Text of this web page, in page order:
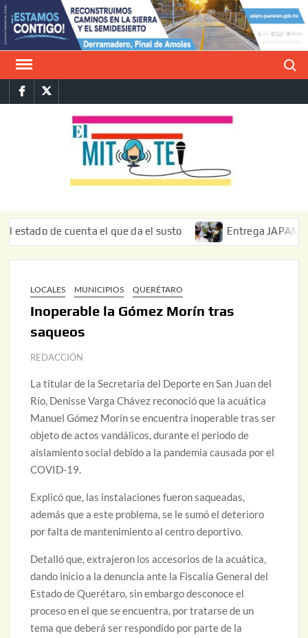
Saltar
al
contenido
FacebookTwitter
de cuenta el que da el susto Entrega JAPAM
LOCALES MUNICIPIOS QUERÉTARO
Inoperable la Gómez Morín tras
saqueos
REDACCIÓN
La titular de la Secretaria del Deporte en San Juan del
Río, Denisse Varga Chávez reconoció que la acuática
Manuel Gómez Morín se encuentra inoperable tras ser
objeto de actos vandálicos, durante el periodo de
aislamiento social debido a la pandemia causada por el
COVID-19.
Explicó que, las instalaciones fueron saqueadas,
además que a este problema, se le sumó el deterioro
por falta de mantenimiento al centro deportivo.
Detalló que, extrajeron los accesorios de la acuática,
dando inicio a la denuncia ante la Fiscalía General del
Estado de Querétaro, sin embargo desconoce el
proceso en el que se encuentra, por tratarse de un
tema que deberá ser respondido por parte de la